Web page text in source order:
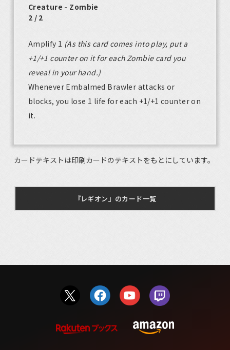
Creature - Zombie
2 / 2
Amplify 1 (As this card comes into play, put a
+1/+1 counter on it for each Zombie card you
reveal in your hand.)
Whenever Embalmed Brawler attacks or
blocks, you lose 1 life for each +1/+1 counter on
it.
カードテキストは印刷カードのテキストをもとにしています。
『レギオン』のカード一覧